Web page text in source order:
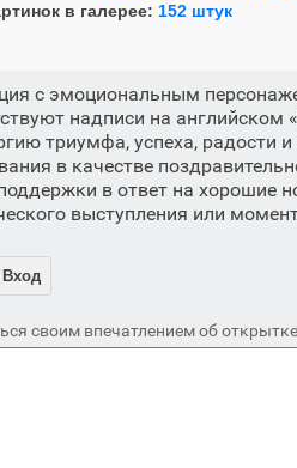
в галерее: 152 штук
с эмоциональным
надписи на английском
триумфа, успеха, радости
в качестве
в ответ на хорошие
выступления или
Вход
своим впечатлением об